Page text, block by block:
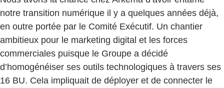
notre transition numérique il y a quelques années déjà,
en outre portée par le Comité Exécutif. Un chantier
ambitieux pour le marketing digital et les forces
commerciales puisque le Groupe a décidé
d’homogénéiser ses outils technologiques à travers ses
16 BU. Cela impliquait de déployer et de connecter le